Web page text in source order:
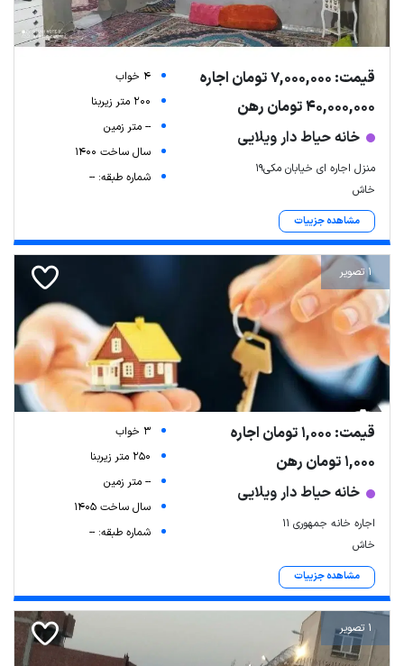
قیمت: 7,000,000 تومان اجاره
40,000,000 تومان رهن
خانه حیاط دار ویلایی
منزل اجاره ای خیابان مکی19
خاش
مشاهده جزییات
4 خواب
200 متر زیربنا
-- متر زمین
سال ساخت 1400
شماره طبقه: --
1 تصویر
قیمت: 1,000 تومان اجاره
1,000 تومان رهن
خانه حیاط دار ویلایی
اجاره خانه جمهوری ۱۱
خاش
مشاهده جزییات
3 خواب
250 متر زیربنا
-- متر زمین
سال ساخت 1405
شماره طبقه: --
1 تصویر